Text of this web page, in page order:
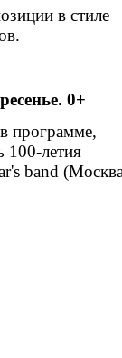
в стиле
0+
в программе,
100-летия
band